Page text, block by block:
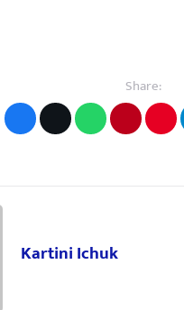
Share:
Kartini Ichuk